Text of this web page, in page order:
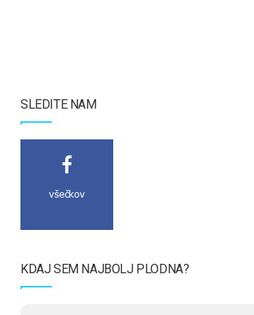
SLEDITE NAM
všečkov
KDAJ SEM NAJBOLJ PLODNA?